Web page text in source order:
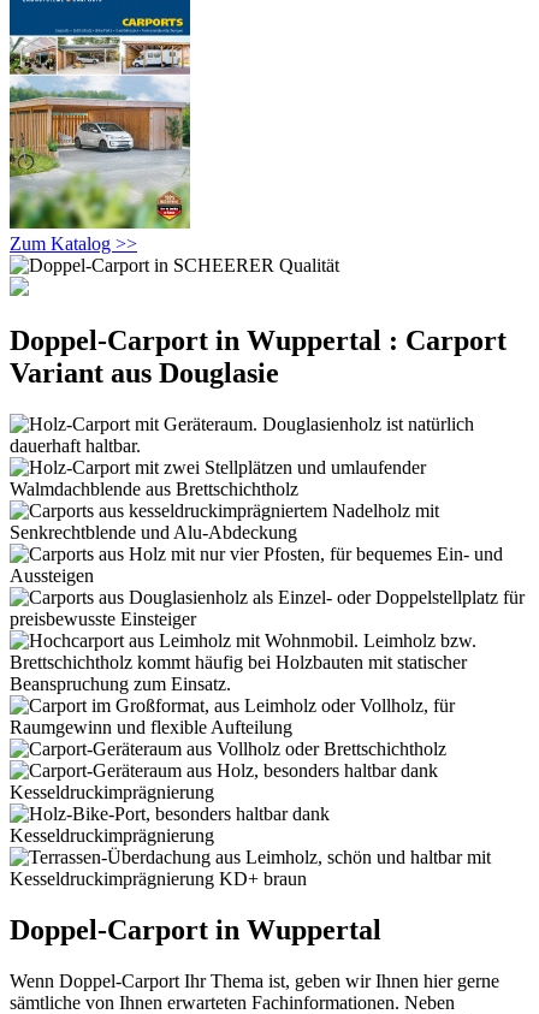
Zum Katalog >>
Doppel-Carport in Wuppertal : Carport
Variant aus Douglasie
Doppel-Carport in Wuppertal
Wenn Doppel-Carport Ihr Thema ist, geben wir Ihnen hier gerne
sämtliche von Ihnen erwarteten Fachinformationen. Neben